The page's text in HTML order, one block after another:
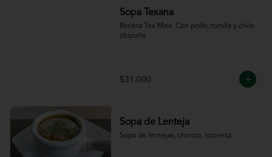
Sopa Texana
Receta Tex Mex. Con pollo, tortilla y chile
chipotle
$31.000
Sopa de Lenteja
Sopa de lentejas, chorizo, tocineta.